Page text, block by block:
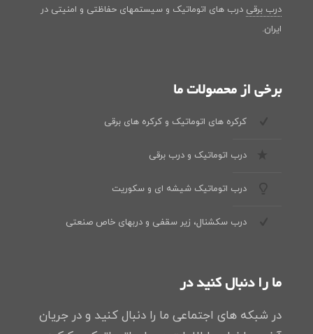
درب برقی درب های اتوماتیک و سیستمهای حفاظتی و امنیتی در
ایران.
برخی از محصولات ما
کرکره های اتوماتیک و کرکره های برقی
درب اتوماتیک و درب برقی
درب اتوماتیک شیشه ای و سکوریت
درب سکشنال، زیر سقفی و دربهای خاص صنعتی
ما را دنبال کنید در
در شبکه های اجتماعی ما را دنبال کنید و در جریان